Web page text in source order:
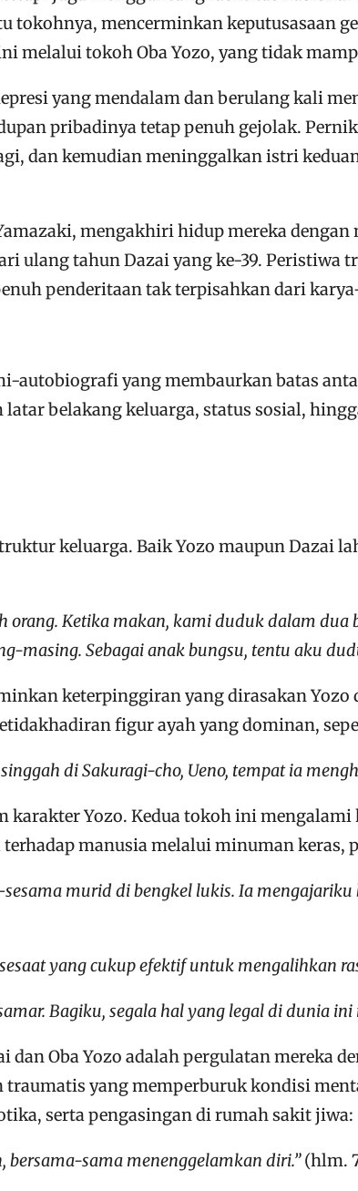
tokohnya, mencerminkan keputusasaan
melalui tokoh Oba Yozo, yang tidak
yang mendalam dan berulang kali
pribadinya tetap penuh gejolak.
dan kemudian meninggalkan istri
mengakhiri hidup mereka
ulang tahun Dazai yang ke-39. Peristiwa
penderitaan tak terpisahkan dari
autobiografi yang membaurkan batas
belakang keluarga, status sosial,
keluarga. Baik Yozo maupun Dazai
Ketika makan, kami duduk dalam dua
Sebagai anak bungsu, tentu aku
keterpinggiran yang dirasakan
figur ayah yang dominan,
di Sakuragi-cho, Ueno, tempat ia
karakter Yozo. Kedua tokoh ini
manusia melalui minuman
murid di bengkel lukis. Ia
yang cukup efektif untuk mengalihkan
Bagiku, segala hal yang legal di dunia
dan Oba Yozo adalah pergulatan mereka
yang memperburuk kondisi
serta pengasingan di rumah sakit jiwa:
sama menenggelamkan diri.”(hlm.